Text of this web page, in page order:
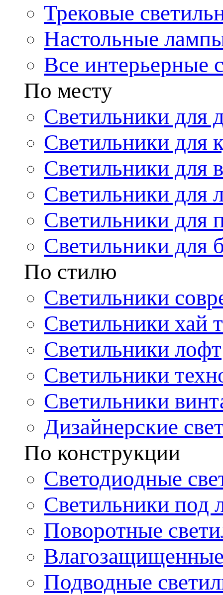
Трековые
Настольные
Все интерьерные
По месту
Светильники для
Светильники для
Светильники для
Светильники для
Светильники для
Светильники для
По стилю
Светильники
Светильники хай
Светильники лофт
Светильники
Светильники
Дизайнерские
По конструкции
Светодиодные
Светильники под
Поворотные
Подводные